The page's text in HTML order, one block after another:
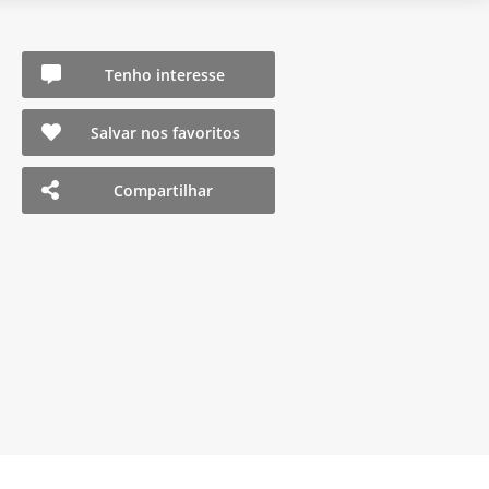
Tenho interesse
Salvar nos favoritos
Compartilhar